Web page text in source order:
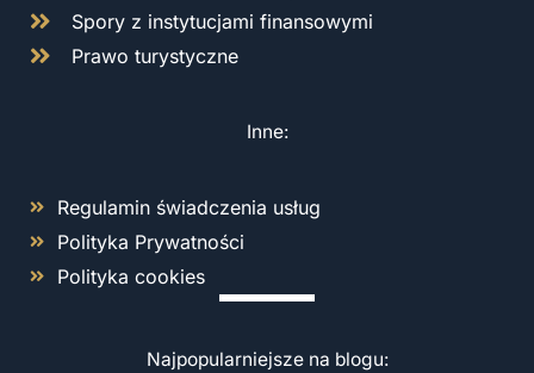
Spory z instytucjami finansowymi
Prawo turystyczne
Inne:
Regulamin świadczenia usług
Polityka Prywatności
Polityka cookies
Najpopularniejsze na blogu: